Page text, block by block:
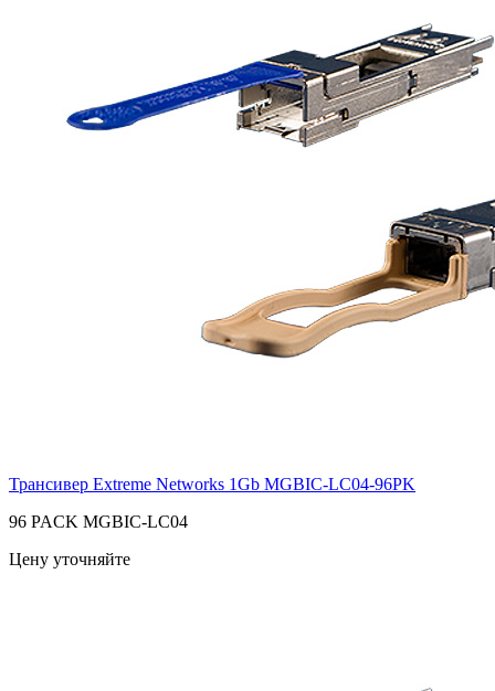
Трансивер Extreme Networks 1Gb MGBIC-LC04-96PK
96 PACK MGBIC-LC04
Цену уточняйте